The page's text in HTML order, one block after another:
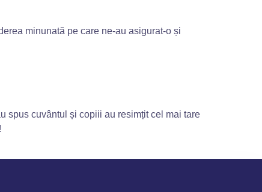
minunată pe care ne-au asigurat-o și
spus cuvântul și copiii au resimțit cel mai tare